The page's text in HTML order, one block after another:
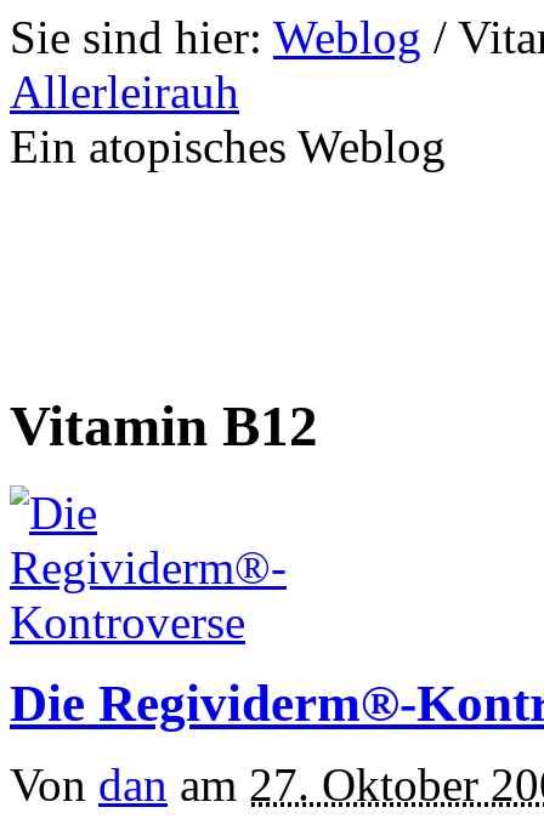
Sie sind hier: Weblog /
Allerleirauh
Ein atopisches Weblog
Vitamin B12
Die Regividerm®-
Von dan am 27. Oktober